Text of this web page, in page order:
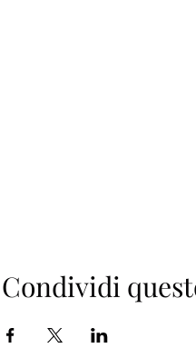
Condividi